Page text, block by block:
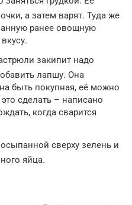
а затем варят. Туда же
ранее овощную
закипит надо
лапшу. Она
быть покупная, её можно
сделать – написано
когда сварится
сверху зелень и
яйца.